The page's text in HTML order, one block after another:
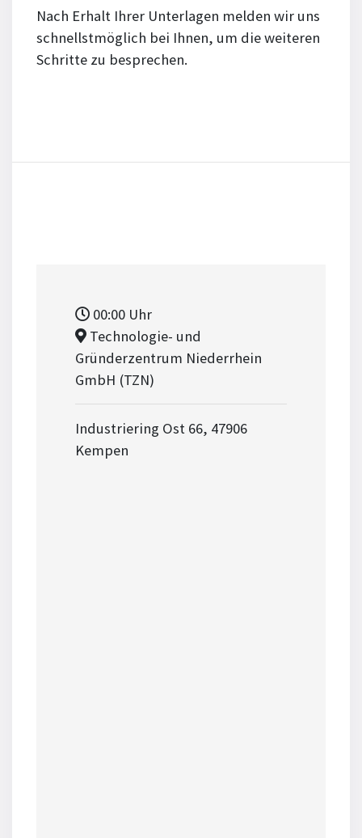
Nach Erhalt Ihrer Unterlagen melden wir uns
schnellstmöglich bei Ihnen, um die weiteren
Schritte zu besprechen.
00:00 Uhr
Technologie- und
Gründerzentrum Niederrhein
GmbH (TZN)
Industriering Ost 66, 47906
Kempen